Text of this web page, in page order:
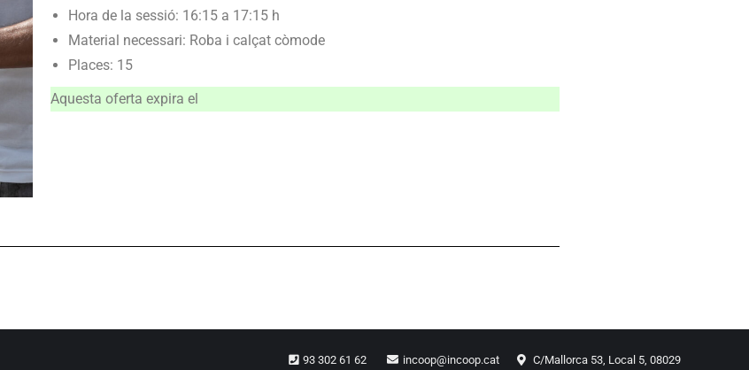
Hora de la sessió: 16:15 a 17:15 h
Material necessari: Roba i calçat còmode
Places: 15
Aquesta oferta expira el
93 302 61 62 incoop@incoop.cat C/Mallorca 53, Local 5, 08029